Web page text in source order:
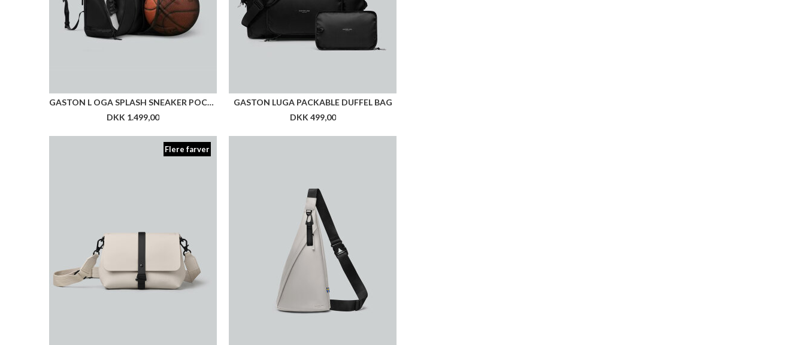
GASTON L OGA SPLASH SNEAKER POCKETS BROOKLYN
DKK 1.499,00
GASTON LUGA PACKABLE DUFFEL BAG
DKK 499,00
Flere farver